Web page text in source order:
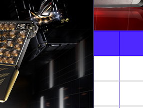
게임별PC
오브레전드
틀그라운드 아이온2